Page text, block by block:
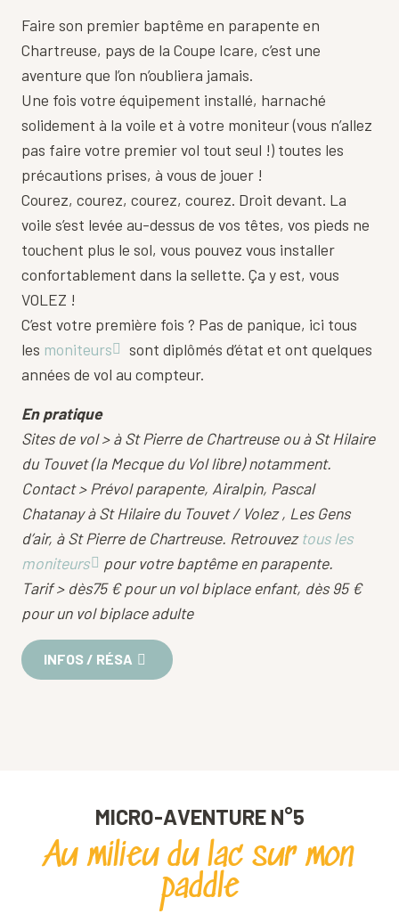
Faire son premier baptême en parapente en
Chartreuse, pays de la Coupe Icare, c’est une
aventure que l’on n’oubliera jamais.
Une fois votre équipement installé, harnaché
solidement à la voile et à votre moniteur (vous n’allez
pas faire votre premier vol tout seul !) toutes les
précautions prises, à vous de jouer !
Courez, courez, courez, courez. Droit devant. La
voile s’est levée au-dessus de vos têtes, vos pieds ne
touchent plus le sol, vous pouvez vous installer
confortablement dans la sellette. Ça y est, vous
VOLEZ !
C’est votre première fois ? Pas de panique, ici tous
les moniteurs
sont diplômés d’état et ont quelques
années de vol au compteur.
En pratique
Sites de vol > à St Pierre de Chartreuse ou àSt Hilaire
du Touvet (la Mecque du Vol libre) notamment.
Contact > Prévol parapente, Airalpin, Pascal
Chatanayà St Hilaire du Touvet / Volez , Les Gens
d’air, à St Pierre de Chartreuse. Retrouveztous les
moniteurs
pour votre baptême en parapente.
Tarif > dès75 € pour un vol biplace enfant, dès 95 €
pour un vol biplace adulte
INFOS / RÉSA
MICRO-AVENTURE N°5
Au milieu du lac sur mon
paddle